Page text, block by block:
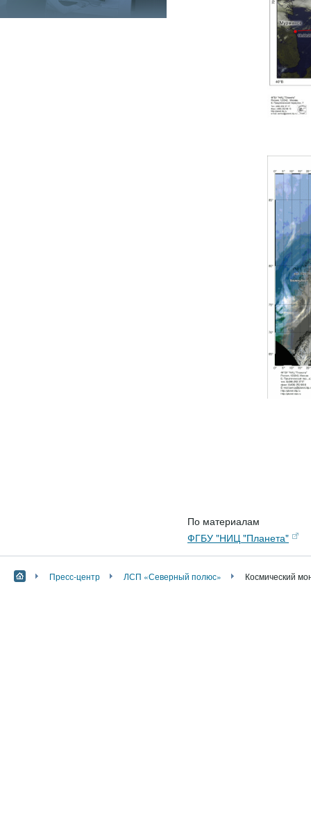
По материалам
ФГБУ "НИЦ "Планета"
Пресс-центр ЛСП «Северный полюс» Космический